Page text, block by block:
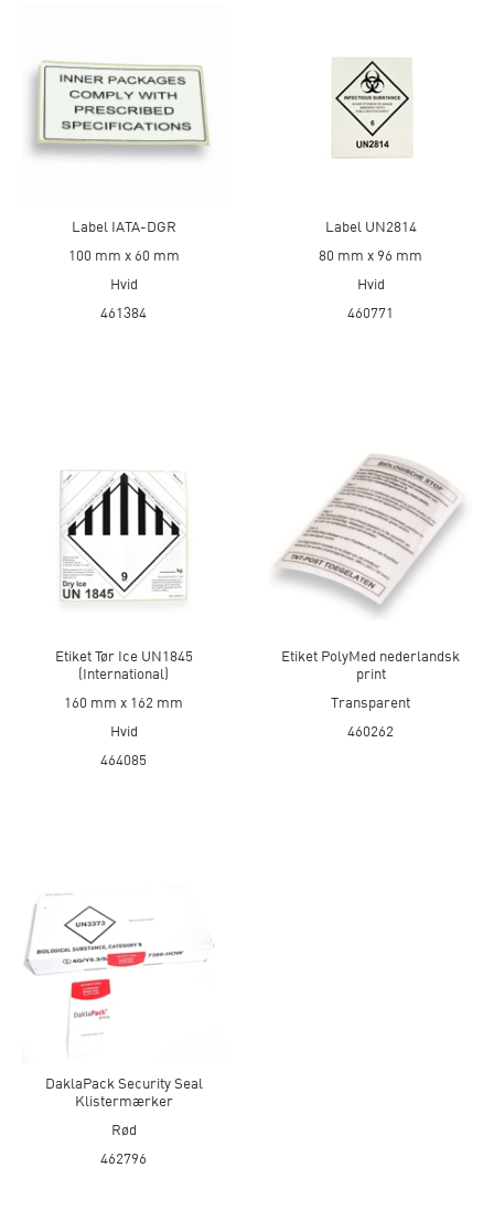
Label IATA-DGR
100 mm x 60 mm
Hvid
461384
Label UN2814
80 mm x 96 mm
Hvid
460771
Etiket Tør Ice UN1845
(International)
160 mm x 162 mm
Hvid
464085
Etiket PolyMed nederlandsk
print
Transparent
460262
DaklaPack Security Seal
Klistermærker
Rød
462796